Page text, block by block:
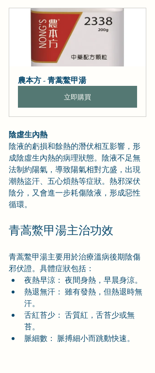
農本方 - 青蒿鱉甲湯
立即購買
陰虛生內熱
陰液的虧損和餘熱的潛伏相互影響，形
成陰虛生內熱的病理狀態。陰液不足無
法制約陽氣，導致陽氣相對亢盛，出現
潮熱盜汗、五心煩熱等症狀。熱邪深伏
陰分，又會進一步耗傷陰液，形成惡性
循環。
青蒿鱉甲湯主治功效
青蒿鱉甲湯主要用於治療溫病後期陰傷
邪伏證。具體症狀包括：
夜熱早涼： 夜間身熱，早晨身涼。
熱退無汗： 雖有發熱，但熱退時無
汗。
舌紅苔少： 舌質紅，舌苔少或無
苔。
脈細數： 脈搏細小而跳動快速。